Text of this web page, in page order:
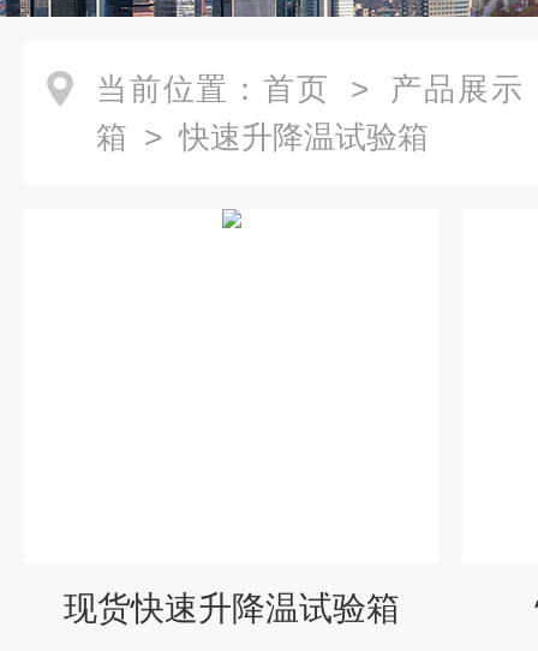
当前位置： 首页 > 产品展示
箱 >快速升降温试验箱
现货快速升降温试验箱